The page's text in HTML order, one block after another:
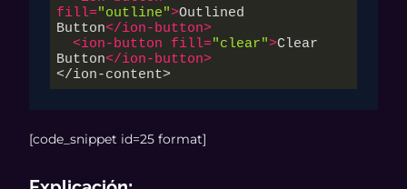
fill="outline">Outlined
Button</ion-button>
<ion-button fill="clear">Clear
Button</ion-button>
</ion-content>
[code_snippet id=25 format]